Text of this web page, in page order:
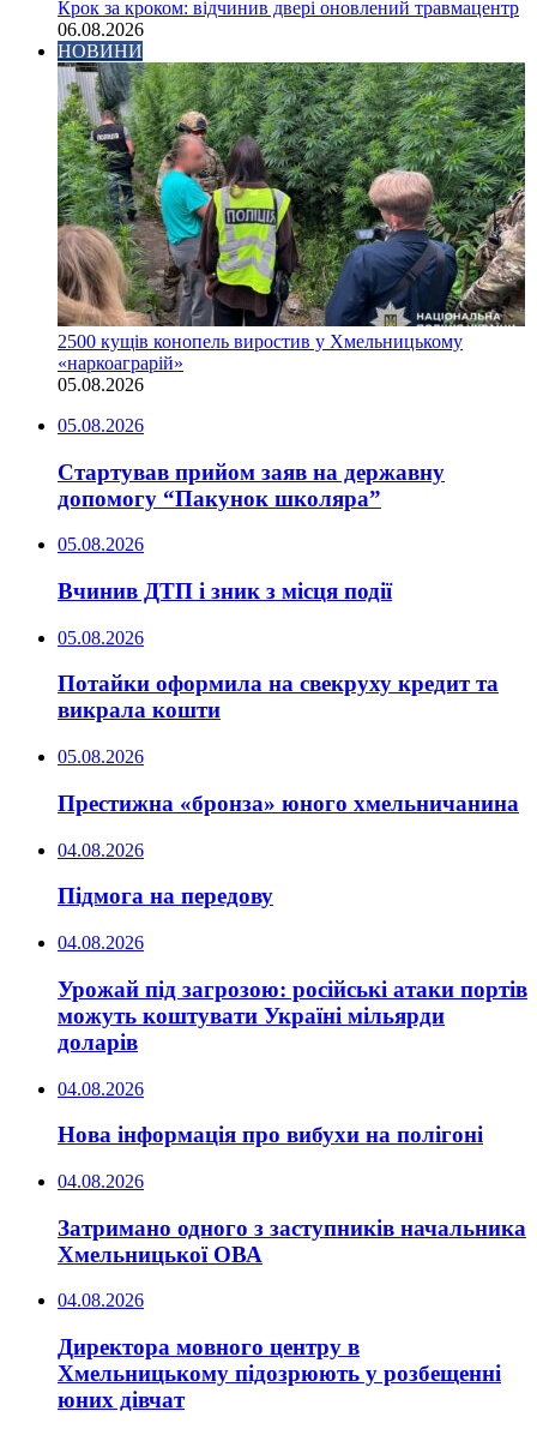
Крок за кроком: відчинив двері оновлений травмацентр
06.08.2026
НОВИНИ
2500 кущів конопель виростив у Хмельницькому
«наркоаграрій»
05.08.2026
05.08.2026
Стартував прийом заяв на державну
допомогу “Пакунок школяра”
05.08.2026
Вчинив ДТП і зник з місця події
05.08.2026
Потайки оформила на свекруху кредит та
викрала кошти
05.08.2026
Престижна «бронза» юного хмельничанина
04.08.2026
Підмога на передову
04.08.2026
Урожай під загрозою: російські атаки портів
можуть коштувати Україні мільярди
доларів
04.08.2026
Нова інформація про вибухи на полігоні
04.08.2026
Затримано одного з заступників начальника
Хмельницької ОВА
04.08.2026
Директора мовного центру в
Хмельницькому підозрюють у розбещенні
юних дівчат